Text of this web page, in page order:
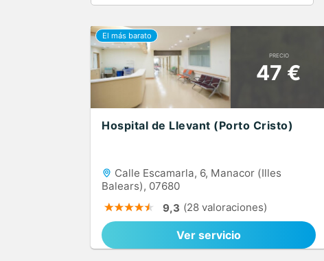
PRECIO
47 €
Hospital de Llevant (Porto Cristo)
Calle Escamarla, 6, Manacor (Illes
Balears), 07680
9,3 (28 valoraciones)
Ver servicio